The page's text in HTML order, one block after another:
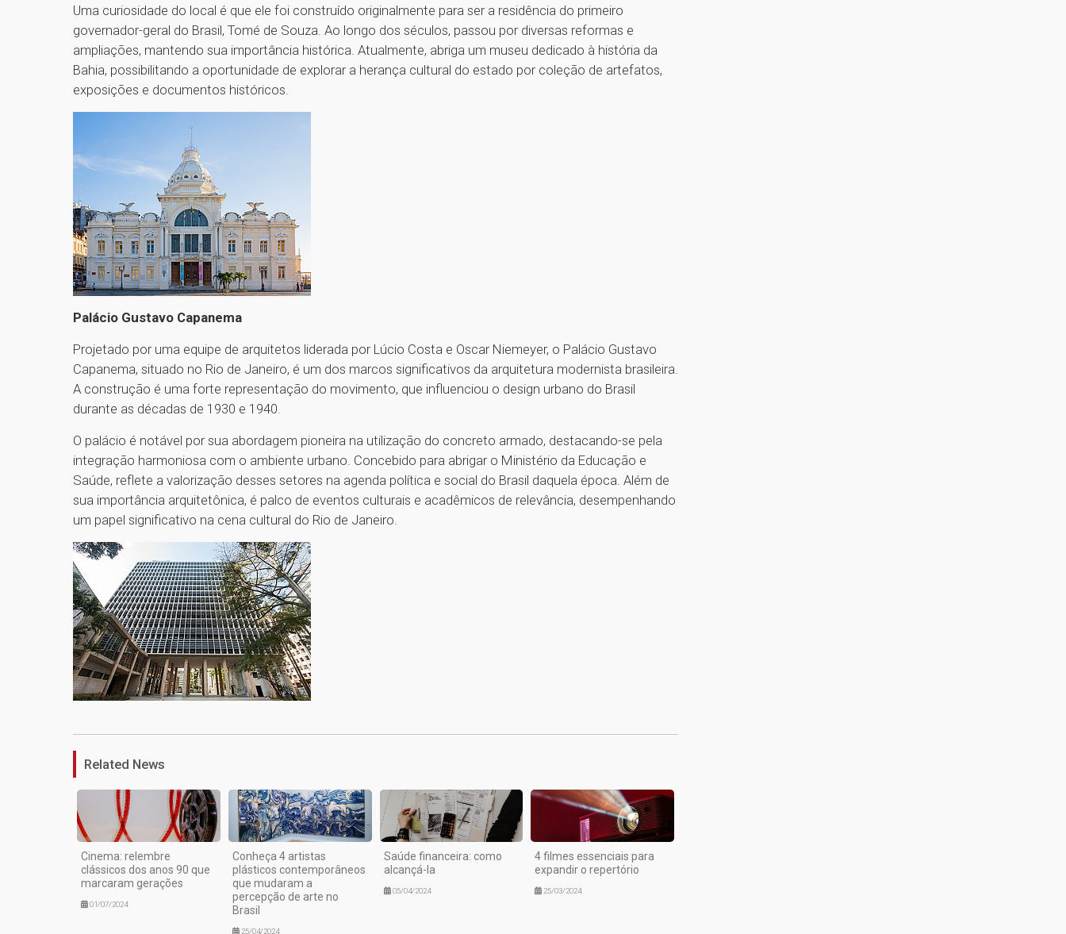
Uma curiosidade do local é que ele foi construído originalmente para ser a residência do primeiro
governador-geral do Brasil, Tomé de Souza. Ao longo dos séculos, passou por diversas reformas e
ampliações, mantendo sua importância histórica. Atualmente, abriga um museu dedicado à história da
Bahia, possibilitando a oportunidade de explorar a herança cultural do estado por coleção de artefatos,
exposições e documentos históricos.
Palácio Gustavo Capanema
Projetado por uma equipe de arquitetos liderada por Lúcio Costa e Oscar Niemeyer, o Palácio Gustavo
Capanema, situado no Rio de Janeiro, é um dos marcos significativos da arquitetura modernista brasileira.
A construção é uma forte representação do movimento, que influenciou o design urbano do Brasil
durante as décadas de 1930 e 1940.
O palácio é notável por sua abordagem pioneira na utilização do concreto armado, destacando-se pela
integração harmoniosa com o ambiente urbano. Concebido para abrigar o Ministério da Educação e
Saúde, reflete a valorização desses setores na agenda política e social do Brasil daquela época. Além de
sua importância arquitetônica, é palco de eventos culturais e acadêmicos de relevância, desempenhando
um papel significativo na cena cultural do Rio de Janeiro.
Related News
Cinema: relembre
clássicos dos anos 90 que
marcaram gerações
01/07/2024
Conheça 4 artistas
plásticos contemporâneos
que mudaram a
percepção de arte no
Brasil
25/04/2024
Saúde financeira: como
alcançá-la
05/04/2024
4 filmes essenciais para
expandir o repertório
25/03/2024